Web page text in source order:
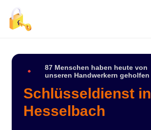
87 Menschen haben heute von
unseren Handwerkern geholfen
Schlüsseldienst in
Hesselbach